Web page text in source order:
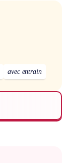
avec entrain